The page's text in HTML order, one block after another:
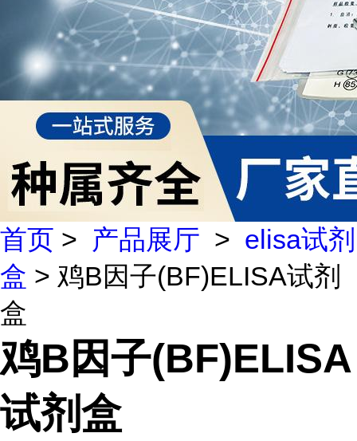
首页 > 产品展厅 > elisa试剂
盒 > 鸡B因子(BF)ELISA试剂
盒
鸡B因子(BF)ELISA
试剂盒